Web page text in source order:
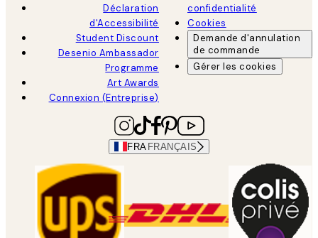
Déclaration
d'Accessibilité
Student Discount
Desenio Ambassador
Programme
Art Awards
Connexion (Entreprise)
confidentialité
Cookies
Demande d'annulation
de commande
Gérer les cookies
FRA FRANÇAIS